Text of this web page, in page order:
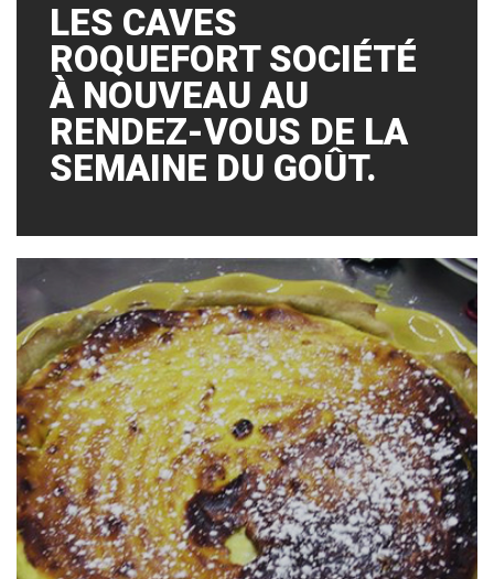
LES CAVES
ROQUEFORT SOCIÉTÉ
À NOUVEAU AU
RENDEZ-VOUS DE LA
SEMAINE DU GOÛT.